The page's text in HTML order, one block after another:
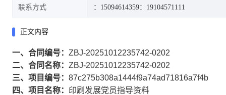
联系方式 ：15094614359：19104571111
正文内容
一、合同编号： ZBJ-20251012235742-0202
二、合同名称： ZBJ-20251012235742-0202
三、项目编号： 87c275b308a1444f9a74ad71816a7f4b
四、项目名称： 印刷发展党员指导资料